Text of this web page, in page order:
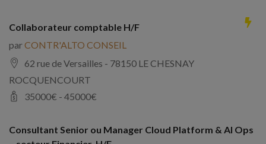
Collaborateur comptable H/F
parCONTR'ALTO CONSEIL
62 rue de Versailles - 78150 LE CHESNAY
ROCQUENCOURT
35000€ - 45000€
Consultant Senior ou Manager Cloud Platform & AI Ops